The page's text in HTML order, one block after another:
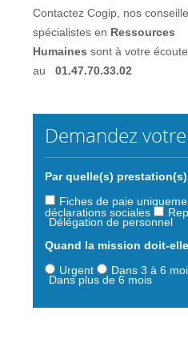
Contactez Cogip, nos
spécialistes en Ressources
Humaines sont à votre écoute
au 01.47.70.33.02
Demandez
Par quelle(s)
Fiches de paie
déclarations sociales
Délégation de personnel
Quand la mission doit-
Urgent
Dans 3 à 6
Dans plus de 6 mois